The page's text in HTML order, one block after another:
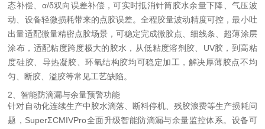
态补偿、α/δ双向误差补偿，可实时抵消针筒胶水余量下降、气压波
动、设备轻微损耗带来的点胶误差。全程胶量波动精度可控，最小吐
出量适配微量精密点胶场景，可稳定完成微胶点、细线条、超薄涂层
涂布，适配粘度跨度极大的胶水，从低粘度溶剂胶、UV胶，到高粘
度硅胶、导热凝胶、环氧结构胶均可稳定加工，解决厚薄胶点不均
匀、断胶、溢胶等常见工艺缺陷。
2、智能防滴漏与余量预警功能
针对自动化连续生产中胶水滴落、断料停机、残胶浪费等生产损耗问
题，SuperΣCMIVPro全面升级智能防滴漏与余量监控体系。设备可